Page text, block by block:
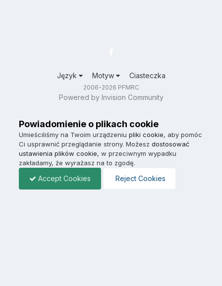
Język Motyw Ciasteczka
2006-2026 PFMRC
Powered by Invision Community
Powiadomienie o plikach cookie
Umieściliśmy na Twoim urządzeniu pliki cookie, aby pomóc
Ci usprawnić przeglądanie strony. Możesz dostosować
ustawienia plików cookie, w przeciwnym wypadku
zakładamy, że wyrażasz na to zgodę.
Accept Cookies Reject Cookies